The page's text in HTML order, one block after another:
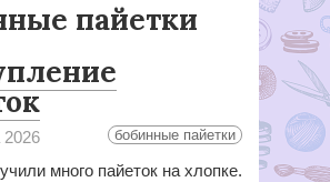
пайетки
2026 бобинные пайетки
много пайеток на хлопке.